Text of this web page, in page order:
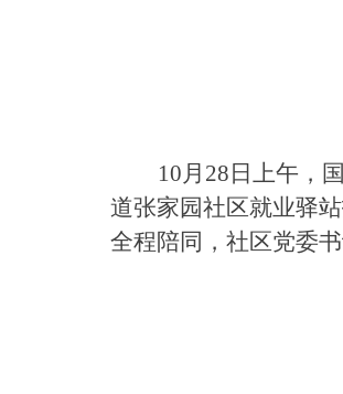
10月 28 日上午，
道张家园社区就业驿
全程陪同，社区党委